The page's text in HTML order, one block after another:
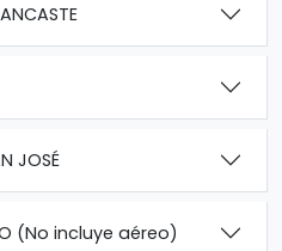
JOSÉ
(No incluye aéreo)